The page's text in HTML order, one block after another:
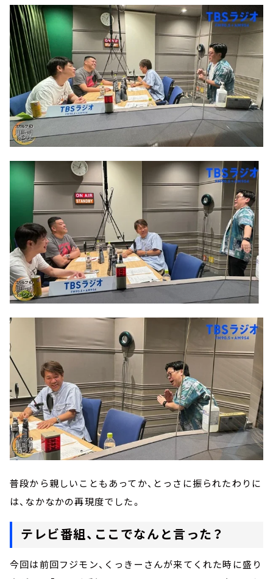
普段から親しいこともあってか、とっさに振られたわりに
は、なかなかの再現度でした。
テレビ番組、ここでなんと言った？
今回は前回フジモン、くっきーさんが来てくれた時に盛り